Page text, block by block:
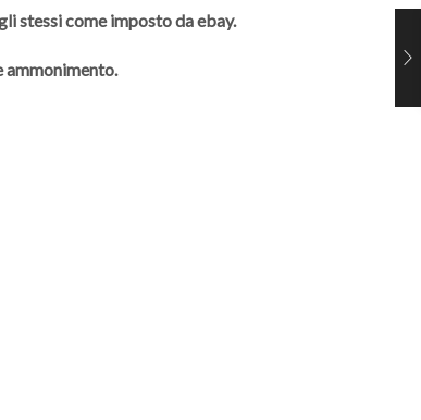
stessi come imposto da ebay.
ammonimento.